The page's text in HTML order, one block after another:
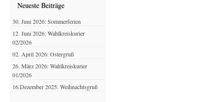
Neueste Beiträge
30. Juni 2026: Sommerferien
12. Juni 2026: Wahlkreiskurier
02/2026
02. April 2026: Ostergruß
26. März 2026: Wahlkreiskurier
01/2026
16.Dezember 2025: Weihnachtsgruß